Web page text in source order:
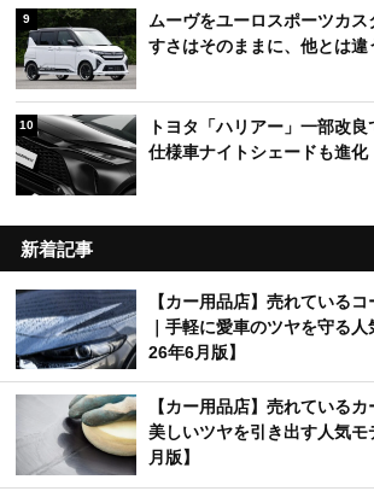
9
ムーヴをユーロスポーツカ
すさはそのままに、他とは違
10
トヨタ「ハリアー」一部改
仕様車ナイトシェードも進化
新着記事
【カー用品店】売れている
｜手軽に愛車のツヤを守る
26年6月版】
【カー用品店】売れているカ
美しいツヤを引き出す人気
月版】